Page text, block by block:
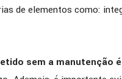
de elementos como:
sem a manutenção